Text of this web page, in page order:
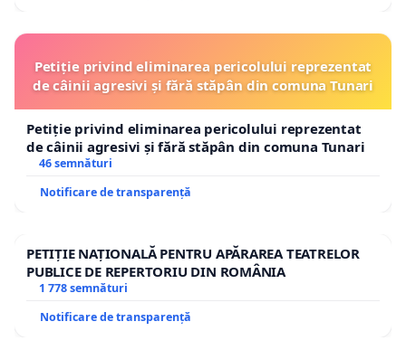
Petiție privind eliminarea pericolului reprezentat
de câinii agresivi și fără stăpân din comuna Tunari
Petiție privind eliminarea pericolului reprezentat
de câinii agresivi și fără stăpân din comuna Tunari
46 semnături
Notificare de transparență
PETIȚIE NAȚIONALĂ PENTRU APĂRAREA TEATRELOR
PUBLICE DE REPERTORIU DIN ROMÂNIA
1 778 semnături
Notificare de transparență